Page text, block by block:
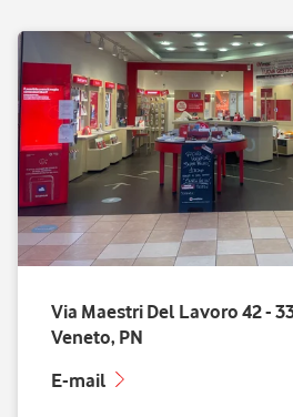
Via Maestri Del Lavoro 42 -
Veneto, PN
E-mail